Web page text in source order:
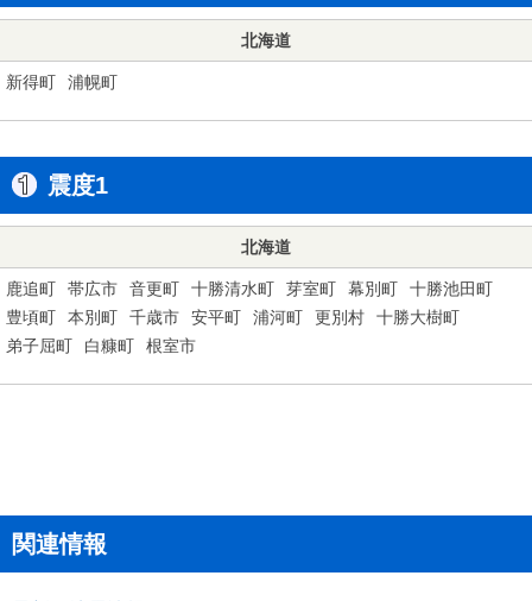
北海道
新得町 浦幌町
震度1
北海道
鹿追町 帯広市 音更町 十勝清水町 芽室町 幕別町
十勝池田町
豊頃町
本別町 千歳市 安平町 浦河町 更別村
十勝大樹町
弟子屈町
白糠町 根室市
関連情報